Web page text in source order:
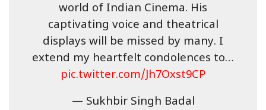
world of Indian Cinema. His
captivating voice and theatrical
displays will be missed by many. I
extend my heartfelt condolences to…
pic.twitter.com/Jh7Oxst9CP
— Sukhbir Singh Badal